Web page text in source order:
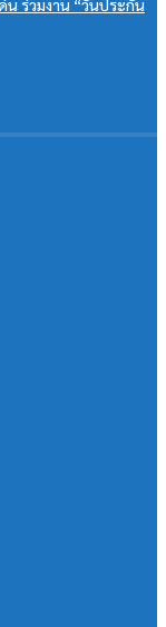
ร่วมงาน “วันประกัน